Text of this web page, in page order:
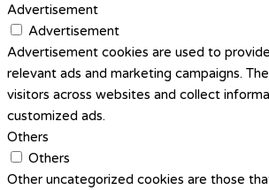
Advertisement
Advertisement
Advertisement cookies are used to
relevant ads and marketing campaigns.
visitors across websites and collect
customized ads.
Others
Others
Other uncategorized cookies are those